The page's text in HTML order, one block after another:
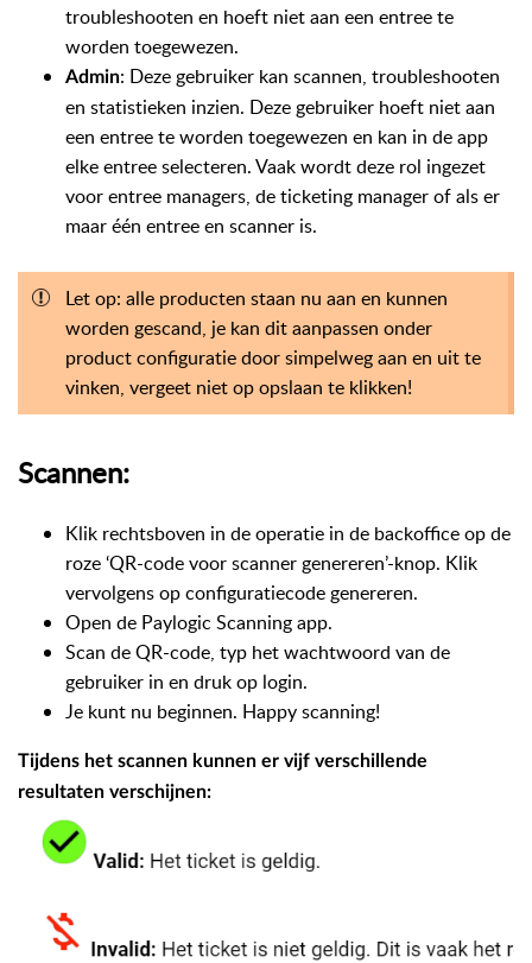
troubleshooten en hoeft niet aan een entree te
worden toegewezen.
Admin: Deze gebruiker kan scannen, troubleshooten
en statistieken inzien. Deze gebruiker hoeft niet aan
een entree te worden toegewezen en kan in de app
elke entree selecteren. Vaak wordt deze rol ingezet
voor entree managers, de ticketing manager of als er
maar één entree en scanner is.
Let op: alle producten staan nu aan en kunnen
worden gescand, je kan dit aanpassen onder
product configuratie door simpelweg aan en uit te
vinken, vergeet niet op opslaan te klikken!
Scannen:
Klik rechtsboven in de operatie in de backoffice op de
roze ‘QR-code voor scanner genereren’-knop. Klik
vervolgens op configuratiecode genereren.
Open de Paylogic Scanning app.
Scan de QR-code, typ het wachtwoord van de
gebruiker in en druk op login.
Je kunt nu beginnen. Happy scanning!
Tijdens het scannen kunnen er vijf verschillende
resultaten verschijnen: